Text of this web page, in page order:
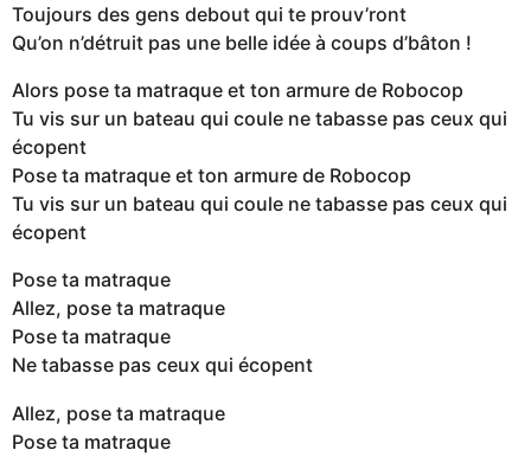
Toujours des gens debout qui te prouv’ront
Qu’on n’détruit pas une belle idée à coups d’bâton !
Alors pose ta matraque et ton armure de Robocop
Tu vis sur un bateau qui coule ne tabasse pas ceux qui
écopent
Pose ta matraque et ton armure de Robocop
Tu vis sur un bateau qui coule ne tabasse pas ceux qui
écopent
Pose ta matraque
Allez, pose ta matraque
Pose ta matraque
Ne tabasse pas ceux qui écopent
Allez, pose ta matraque
Pose ta matraque